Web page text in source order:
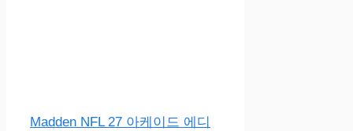
Madden NFL 27 아케이드 에디